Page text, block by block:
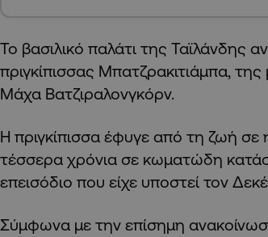
Το βασιλικό παλάτι της Ταϊλάνδης
πριγκίπισσας Μπατζρακιτιάμπα,
Μάχα Βατζιραλονγκόρν.
Η πριγκίπισσα έφυγε από τη ζωή σε
τέσσερα χρόνια σε κωματώδη
επεισόδιο που είχε υποστεί τον
Σύμφωνα με την επίσημη